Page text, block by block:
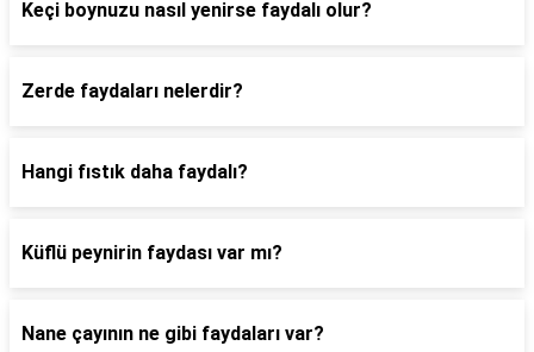
Keçi boynuzu nasıl yenirse faydalı olur?
Zerde faydaları nelerdir?
Hangi fıstık daha faydalı?
Küflü peynirin faydası var mı?
Nane çayının ne gibi faydaları var?